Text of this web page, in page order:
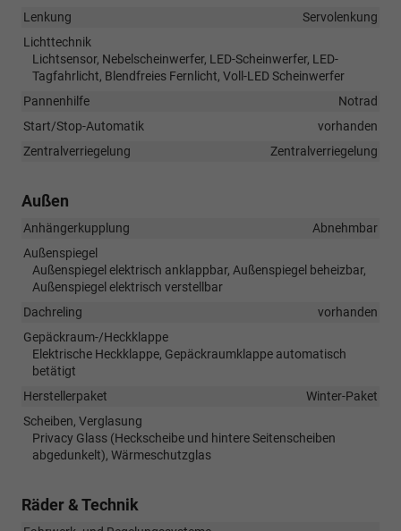
Lenkung
Servolenkung
Lichttechnik
Lichtsensor, Nebelscheinwerfer, LED-Scheinwerfer, LED-
Tagfahrlicht, Blendfreies Fernlicht, Voll-LED Scheinwerfer
Pannenhilfe
Notrad
Start/Stop-Automatik
vorhanden
Zentralverriegelung
Zentralverriegelung
Außen
Anhängerkupplung
Abnehmbar
Außenspiegel
Außenspiegel elektrisch anklappbar, Außenspiegel beheizbar,
Außenspiegel elektrisch verstellbar
Dachreling
vorhanden
Gepäckraum-/Heckklappe
Elektrische Heckklappe, Gepäckraumklappe automatisch
betätigt
Herstellerpaket
Winter-Paket
Scheiben, Verglasung
Privacy Glass (Heckscheibe und hintere Seitenscheiben
abgedunkelt), Wärmeschutzglas
Räder & Technik